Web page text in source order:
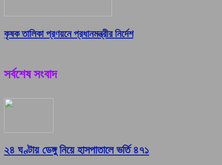
কৃষক তালিকা প্রণয়নে প্রধানমন্ত্রীর নির্দেশ
সর্বশেষ সংবাদ
২৪ ঘণ্টায় ডেঙ্গু নিয়ে হাসপাতালে ভর্তি ৪৭১